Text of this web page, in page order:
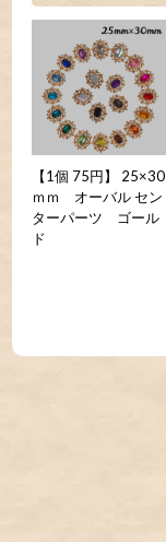
【1個 75円】 25×30
ｍｍ オーバル セン
ターパーツ ゴール
ド